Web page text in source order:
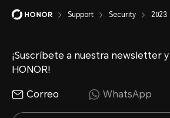
Support Security 2023
¡Suscríbete a nuestra newsletter
HONOR!
Correo WhatsApp